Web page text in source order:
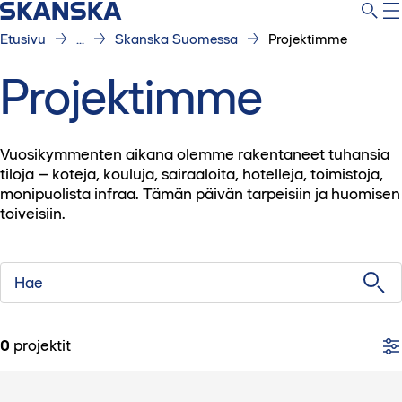
Etusivu ... Skanska Suomessa Projektimme
Projektimme
Vuosikymmenten aikana olemme rakentaneet tuhansia
tiloja – koteja, kouluja, sairaaloita, hotelleja, toimistoja,
monipuolista infraa. Tämän päivän tarpeisiin ja huomisen
toiveisiin.
0 projektit
Hae